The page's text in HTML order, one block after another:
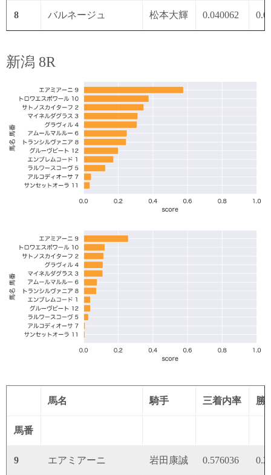
8 バルネージュ 松本大輝 0.040062
新潟 8R
馬名 騎手 三着内率 勝
馬番
9 エアミアーニ 岩田康誠 0.576036